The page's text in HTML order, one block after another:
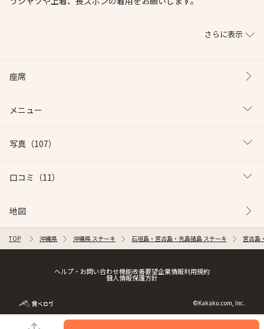
さらに表示
座席
メニュー
写真 （107）
口コミ （11）
地図
TOP 沖縄県 沖縄県 ステーキ 石垣島・宮古島・先島諸島 ステーキ 宮古島
ヘルプ・お問い合わせ機能改善要望企業情報利用規約
個人情報保護方針
©Kakaku.com, Inc.